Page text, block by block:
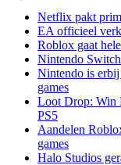
Netflix pakt
EA officieel
Roblox gaat
Nintendo
Nintendo is erbij
games
Loot Drop: Win
PS5
Aandelen
games
Halo Studios